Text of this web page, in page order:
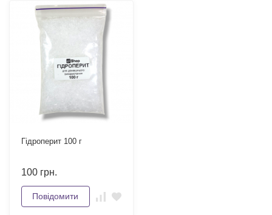
Гідроперит 100 г
100 грн.
Повідомити